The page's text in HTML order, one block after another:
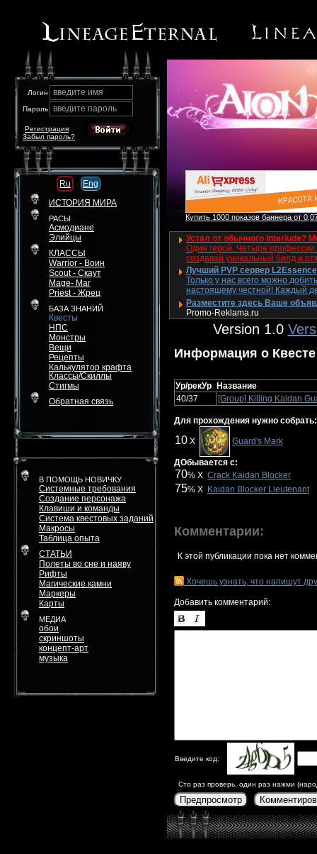
Логин введите имя
Пароль введите пароль
Забыл пароль?
Регистрация
Ru
Eng
ИСТОРИЯ МИРА
РАСЫ
Асмодиане
Элийцы
КЛАССЫ
Warrior - Воин
Scout - Скаут
Mage- Маг
Priest - Жрец
БАЗА ЗНАНИЙ
Квесты
НПС
Монстры
Вещи
Рецепты
Калькулятор крафта
Классы/Скиллы
Стигмы
Обратная связь
В ПОМОЩЬ НОВИЧКУ
Системные требования
Создание персонажа
Клавиши и команды
Система квестовых заданий
Макросы
Таблица опыта
СТАТЬИ
Полеты во сне и наяву
Рифты
Магические камни
Маркеры
Карты
МЕДИА
обои
скриншоты
концепт-арт
музыка
Купить 1000 показов баннера от
Устал от обычного Interlude?
Один герой. Четыре
создавай уникальный билд и
Лучший PVP сервер
Только у нас всего можно
настоящему честной! Каждый
Разместите здесь Ваше
Promo-Reklama.ru
Version 1.0
Информация о Квесте
Ур/рекУр
Название
40/37
[Group] Killing Kaidan
Для прохождения нужно собрать:
10 X Guard's Mark
ДОбывается с:
70% X Crack Kaidan Blocker
75% X Kaidan Blocker Lieutenant
Комментарии:
К этой публикации пока нет
Хочешь узнать, что напишут
Добавить комментарий:
Введите код:
Сто раз проверь, один раз нажми
Предпросмотр